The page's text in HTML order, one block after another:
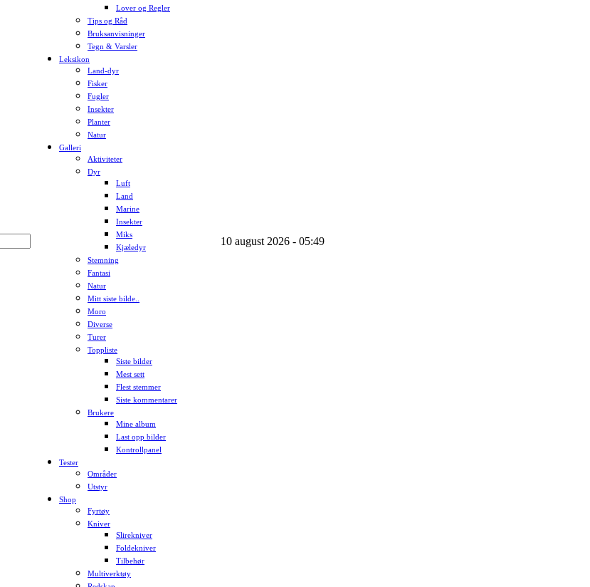
Lover og Regler
Tips og Råd
Bruksanvisninger
Tegn & Varsler
Leksikon
Land-dyr
Fisker
Fugler
Insekter
Planter
Natur
Galleri
Aktiviteter
Dyr
Luft
Land
Marine
Insekter
Miks
Kjæledyr
Stemning
Fantasi
Natur
Mitt siste bilde..
Moro
Diverse
Turer
Toppliste
Siste bilder
Mest sett
Flest stemmer
Siste kommentarer
Brukere
Mine album
Last opp bilder
Kontrollpanel
Tester
Områder
Utstyr
Shop
Fyrtøy
Kniver
Slirekniver
Foldekniver
Tilbehør
Multiverktøy
10 august 2026 - 05:49